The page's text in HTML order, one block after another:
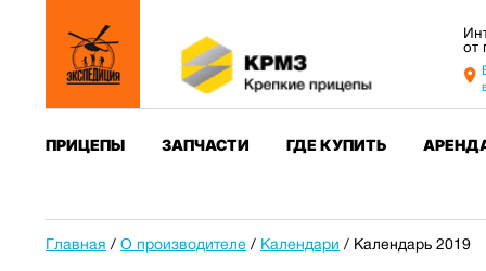
от
ПРИЦЕПЫ ЗАПЧАСТИ ГДЕ КУПИТЬ
Главная / О производителе / Календари / Календарь 2019